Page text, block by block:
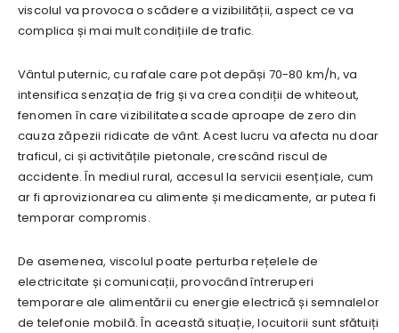
viscolul va provoca o scădere a vizibilității, aspect ce va
complica și mai mult condițiile de trafic.
Vântul puternic, cu rafale care pot depăși 70-80 km/h, va
intensifica senzația de frig și va crea condiții de whiteout,
fenomen în care vizibilitatea scade aproape de zero din
cauza zăpezii ridicate de vânt. Acest lucru va afecta nu doar
traficul, ci și activitățile pietonale, crescând riscul de
accidente. În mediul rural, accesul la servicii esențiale, cum
ar fi aprovizionarea cu alimente și medicamente, ar putea fi
temporar compromis.
De asemenea, viscolul poate perturba rețelele de
electricitate și comunicații, provocând întreruperi
temporare ale alimentării cu energie electrică și semnalelor
de telefonie mobilă. În această situație, locuitorii sunt sfătuiți